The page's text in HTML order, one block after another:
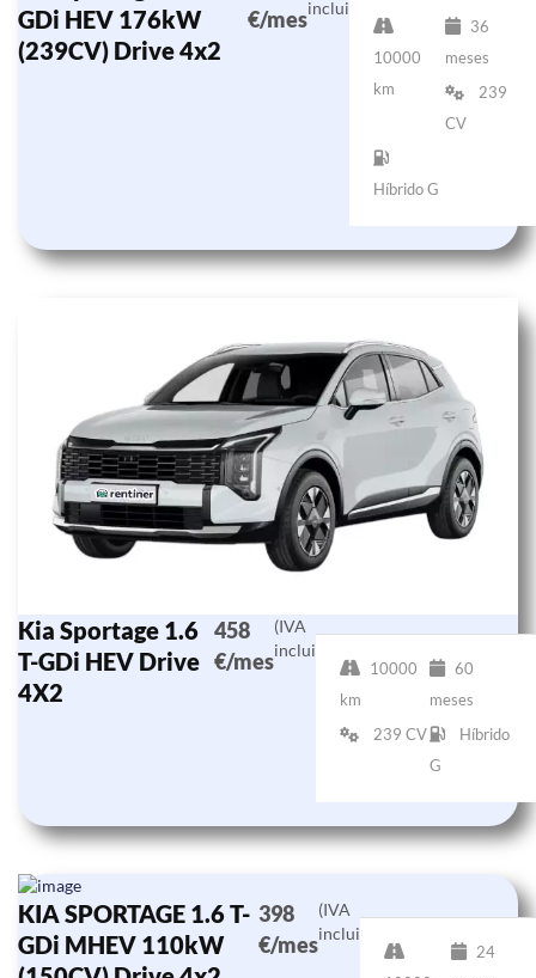
GDi HEV 176kW
(239CV) Drive 4x2
€/mesincluido)
10000
km
36
meses
239
CV
Híbrido G
Kia Sportage 1.6
T-GDi HEV Drive
4X2
458
€/mes
(IVA
incluido)
10000
km
60
meses
239 CV
Híbrido
G
KIA SPORTAGE 1.6 T-
GDi MHEV 110kW
398
€/mes
(IVA
incluido)
24